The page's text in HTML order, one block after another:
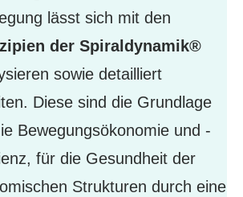
lässt sich mit den
der Spiraldynamik®
sowie detailliert
Diese sind die Grundlage
Bewegungsökonomie und -
für die Gesundheit der
Strukturen durch eine